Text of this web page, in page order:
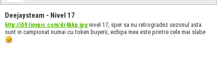
Deejaysteam - Nivel 17
http://i59.tinypic.com/dr4kkp.jpg nivel 17, sper sa nu retrogradez sezonul asta
sunt in campionat numai cu token buyerii, echipa mea este printre cele mai slabe